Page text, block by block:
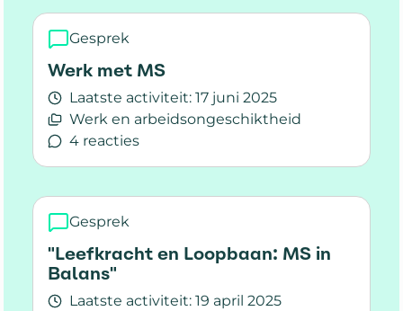
Gesprek
Werk met MS
Laatste activiteit: 17 juni 2025
Werk en arbeidsongeschiktheid
4 reacties
Lees meer over Werk met MS
Gesprek
"Leefkracht en Loopbaan: MS in
Balans"
Laatste activiteit: 19 april 2025